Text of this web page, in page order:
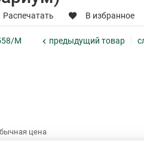
Распечатать В избранное
M предыдущий товар
цена